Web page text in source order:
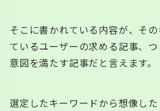
そこに書かれている内容が、そ
ているユーザーの求める記事、
意図を満たす記事だと言えます。
選定したキーワードから想像し